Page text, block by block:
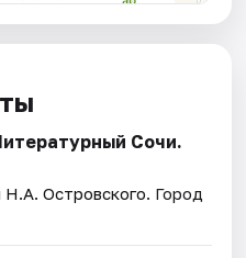
Сочи.
Островского. Город